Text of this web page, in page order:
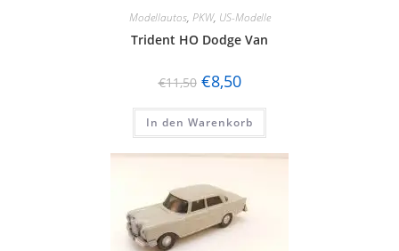
Modellautos, PKW, US-Modelle
Trident HO Dodge Van
€11,50 €8,50
In den Warenkorb